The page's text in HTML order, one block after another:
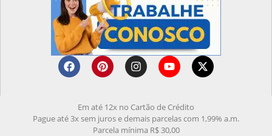
Em até 12x no Cartão de Crédito
Pague até 3x sem juros e demais parcelas com 1,99% a.m.
Parcela mínima R$ 30,00